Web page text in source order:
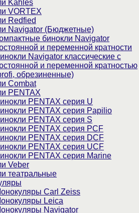
Kahles
VORTEX
Redfied
Navigator (Бюджетные)
бинокли Navigator
и переменной кратности
Navigator классические с
и переменной кратностью
обрезиненные)
Combat
PENTAX
PENTAX серия U
PENTAX серия Papilio
PENTAX серия S
PENTAX серия PCF
PENTAX серия DCF
PENTAX серия UCF
PENTAX серия Marine
Veber
театральные
Carl Zeiss
Leica
Navigator